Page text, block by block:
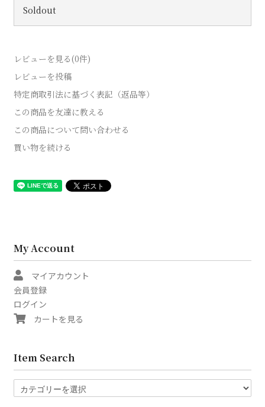
Soldout
レビューを見る(0件)
レビューを投稿
特定商取引法に基づく表記（返品等）
この商品を友達に教える
この商品について問い合わせる
買い物を続ける
My Account
マイアカウント
会員登録
ログイン
カートを見る
Item Search